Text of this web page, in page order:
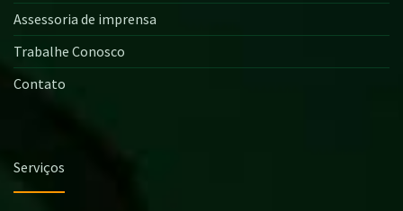
Assessoria de imprensa
Trabalhe Conosco
Contato
Serviços